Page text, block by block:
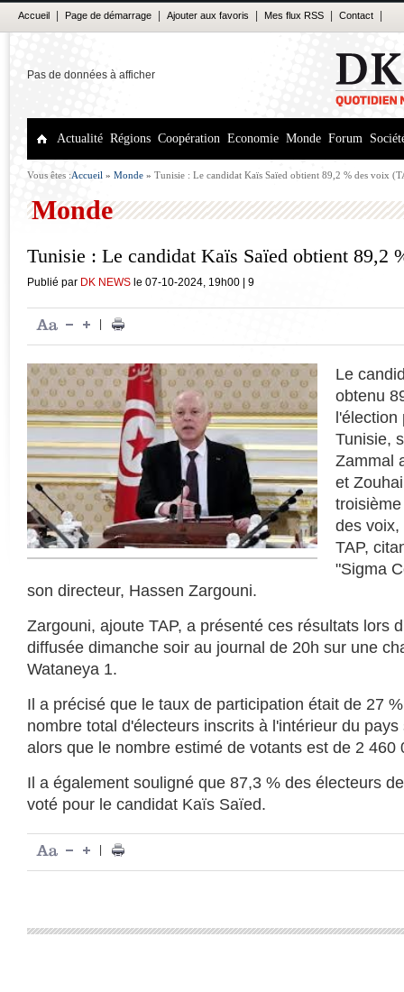
Accueil Page de démarrage Ajouter aux favoris Mes flux RSS Contact
Pas de données à afficher
Actualité Régions Coopération Economie Monde Forum
Vous êtes :Accueil » Monde » Tunisie : Le candidat Kaïs Saïed obtient 89,2 % des voix
Monde
Tunisie : Le candidat Kaïs Saïed obtient 89,2
Publié par DK NEWS le 07-10-2024, 19h00 9
Le
obtenu
Tunisie,
Zammal
et
des voix,
TAP,
"Sigma
son directeur, Hassen Zargouni.
Zargouni, ajoute TAP, a présenté ces résultats lors
diffusée dimanche soir au journal de 20h sur une
Wataneya 1.
Il a précisé que le taux de participation était de 27
nombre total d'électeurs inscrits à l'intérieur du
alors que le nombre estimé de votants est de 2 460
Il a également souligné que 87,3 % des électeurs
voté pour le candidat Kaïs Saïed.